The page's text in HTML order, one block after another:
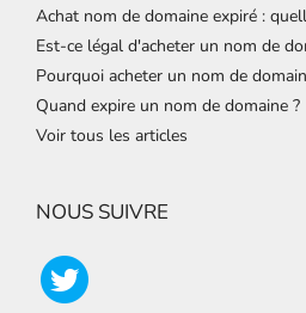
Achat nom de domaine expiré :
Est-ce légal d'acheter un nom de
Pourquoi acheter un nom de
Quand expire un nom de domaine ?
Voir tous les articles
NOUS SUIVRE